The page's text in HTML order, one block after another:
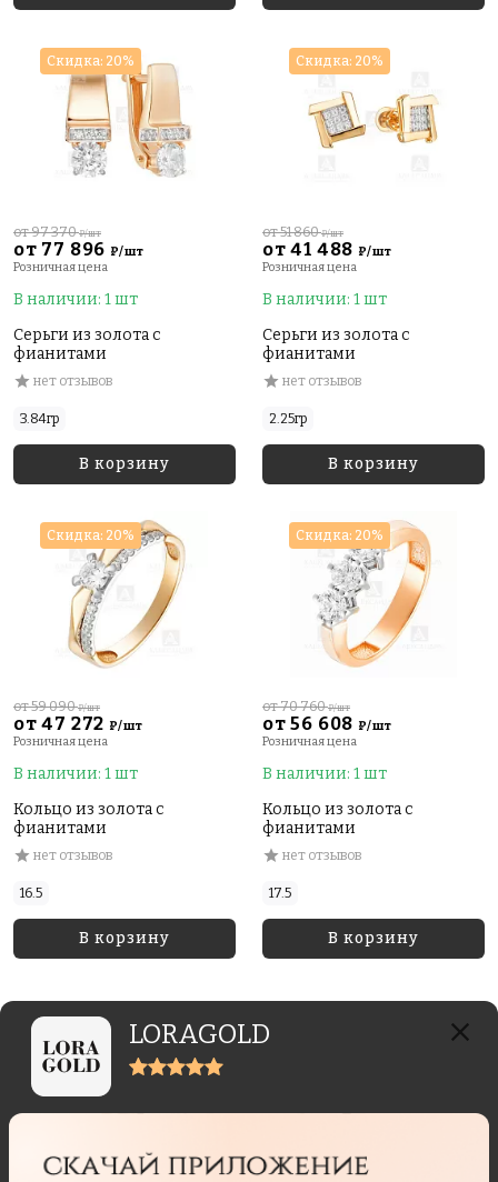
LORAGOLD
от 77 896 ₽/шт
от 97 370₽/шт
Розничная цена
В наличии: 1 шт
Серьги из золота с
фианитами
нет отзывов
3.84гр
В корзину
Скидка: 20%
от 41 488 ₽/шт
от 51 860₽/шт
Розничная цена
В наличии: 1 шт
Серьги из золота с
фианитами
нет отзывов
2.25гр
В корзину
Скидка: 20%
от 47 272 ₽/шт
от 59 090₽/шт
Розничная цена
В наличии: 1 шт
Кольцо из золота с
фианитами
нет отзывов
16.5
В корзину
Скидка: 20%
от 56 608 ₽/шт
от 70 760₽/шт
Розничная цена
В наличии: 1 шт
Кольцо из золота с
фианитами
нет отзывов
17.5
В корзину
Скидка: 20%
Отзывы реальных покупателей
Отзывы могут отправлять только пользователи,